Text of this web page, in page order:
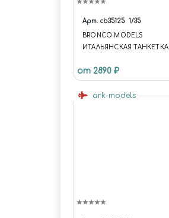
Арт. cb35125 1/35
BRONCO MODELS
ИТАЛЬЯНСКАЯ ТАНКЕТКА
от 2890 ₽
ark-models